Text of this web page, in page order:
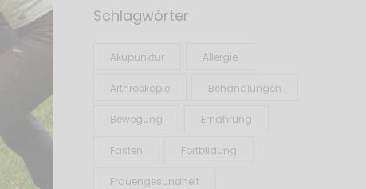
Schlagwörter
Akupunktur Allergie
Arthroskopie Behandlungen
Bewegung Ernährung
Fasten Fortbildung
Frauengesundheit